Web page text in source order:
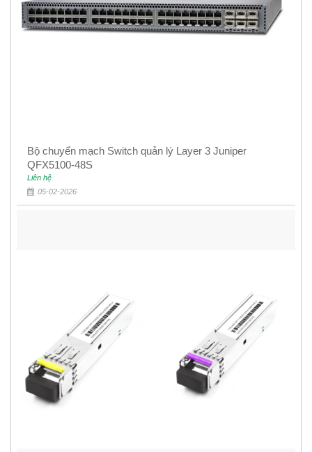
Bộ chuyển mạch Switch quản lý Layer 3 Juniper
QFX5100-48S
Liên hệ
05-02-2026